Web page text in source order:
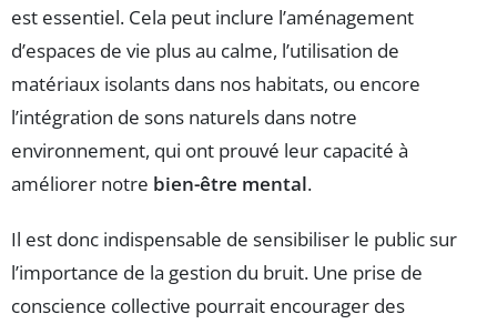
est essentiel. Cela peut inclure l’aménagement
d’espaces de vie plus au calme, l’utilisation de
matériaux isolants dans nos habitats, ou encore
l’intégration de sons naturels dans notre
environnement, qui ont prouvé leur capacité à
améliorer notre bien-être mental.
Il est donc indispensable de sensibiliser le public sur
l’importance de la gestion du bruit. Une prise de
conscience collective pourrait encourager des